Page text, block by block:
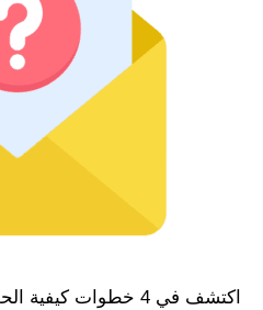
اكتشف في 4 خطوات